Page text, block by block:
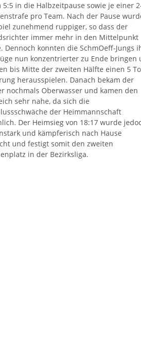
5:5 in die Halbzeitpause sowie je einer
pro Team. Nach der Pause
zunehmend ruppiger, so dass der
immer mehr in den Mittelpunkt
Dennoch konnten die SchmOeff-Jungs
nun konzentrierter zu Ende bringen
bis Mitte der zweiten Hälfte einen 5
herausspielen. Danach bekam der
nochmals Oberwasser und kamen den
sehr nahe, da sich die
der Heimmannschaft
Der Heimsieg von 18:17 wurde
und kämpferisch nach Hause
und festigt somit den zweiten
in der Bezirksliga.